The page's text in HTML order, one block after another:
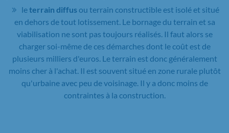
leterrain diffusou terrain constructible est isolé et situé
en dehors de tout lotissement. Le bornage du terrain et sa
viabilisation ne sont pas toujours réalisés. Il faut alors se
charger soi-même de ces démarches dont le coût est de
plusieurs milliers d'euros. Le terrain est donc généralement
moins cher à l'achat. Il est souvent situé en zone rurale plutôt
qu'urbaine avec peu de voisinage. Il y a donc moins de
contraintes à la construction.